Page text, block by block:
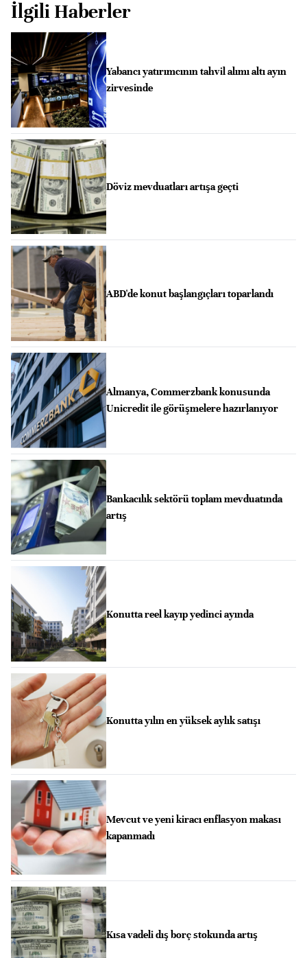
İlgili Haberler
Yabancı yatırımcının tahvil alımı altı ayın
zirvesinde
Döviz mevduatları artışa geçti
ABD'de konut başlangıçları toparlandı
Almanya, Commerzbank konusunda
Unicredit ile görüşmelere hazırlanıyor
Bankacılık sektörü toplam mevduatında
artış
Konutta reel kayıp yedinci ayında
Konutta yılın en yüksek aylık satışı
Mevcut ve yeni kiracı enflasyon makası
kapanmadı
Kısa vadeli dış borç stokunda artış